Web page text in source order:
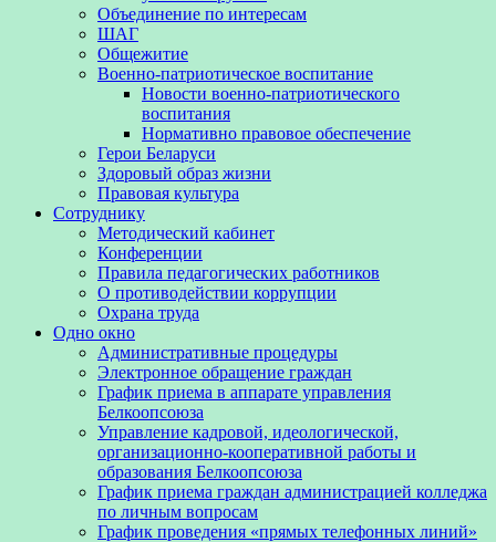
Объединение по интересам
ШАГ
Общежитие
Военно-патриотическое воспитание
Новости военно-патриотического
воспитания
Нормативно правовое обеспечение
Герои Беларуси
Здоровый образ жизни
Правовая культура
Сотруднику
Методический кабинет
Конференции
Правила педагогических работников
О противодействии коррупции
Охрана труда
Одно окно
Административные процедуры
Электронное обращение граждан
График приема в аппарате управления
Белкоопсоюза
Управление кадровой, идеологической,
организационно-кооперативной работы и
образования Белкоопсоюза
График приема граждан администрацией колледжа
по личным вопросам
График проведения «прямых телефонных линий»